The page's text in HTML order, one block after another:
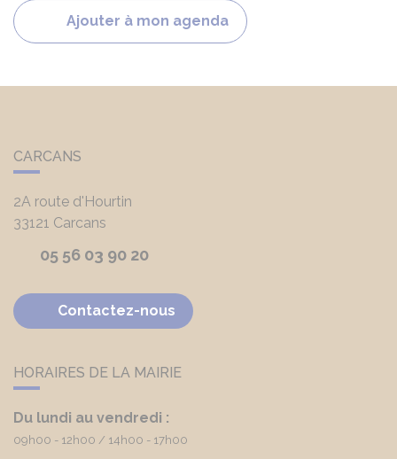
Ajouter à mon agenda
CARCANS
2A route d'Hourtin
33121 Carcans
05 56 03 90 20
Contactez-nous
HORAIRES DE LA MAIRIE
Du lundi au vendredi :
09h00 - 12h00 14h00 - 17h00